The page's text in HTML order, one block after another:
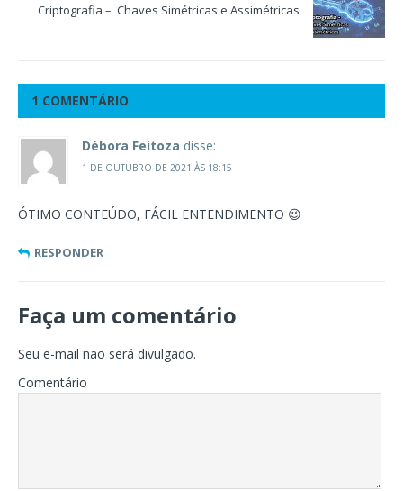
Criptografia – Chaves Simétricas e Assimétricas
1 COMENTÁRIO
Débora Feitoza disse:
1 DE OUTUBRO DE 2021 ÀS 18:15
ÓTIMO CONTEÚDO, FÁCIL ENTENDIMENTO 😉
RESPONDER
Faça um comentário
Seu e-mail não será divulgado.
Comentário